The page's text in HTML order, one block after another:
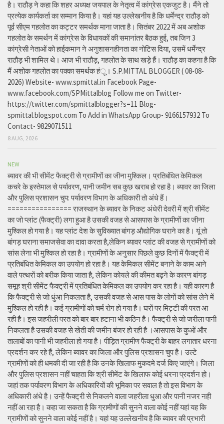
है। राठौड़ ने कहा कि शहर अध्यक्ष जयपाल के नेतृत्व में कांग्रेस एकजुट है। मैंने तो
प्रत्येक कार्यकर्ता का सम्मान किया है। यहां यह उल्लेखनीय है कि धर्मेन्द्र राठौड़ को
पूर्व सीएम गहलोत का कट्टर समर्थक माना जाता है। सितंबर 2022 में अब अशोक
गहलोत के समर्थन में कांग्रेस के विधायकों की समानांतर बैठक हुई, तब जिन 3
कांग्रेसी नेताओं को हाईकमान ने अनुशासनहीनता का नोटिस दिया, उसमें धर्मेन्द्र
राठौड़ भी शामिल थे। आज भी राठौड़, गहलोत के साथ खड़े हैं। राठौड़ का कहना है कि
मैं अशोक गहलोत का पक्का समर्थक हंू। S.P.MITTAL BLOGGER ( 08-08-
2026) Website- www.spmittal.in Facebook Page-
www.facebook.com/SPMittalblog Follow me on Twitter-
https://twitter.com/spmittalblogger?s=11 Blog-
spmittal.blogspot.com To Add in WhatsApp Group- 9166157932 To
Contact- 9829071511
8 AUG, 2026
NEW
ब्यावर की भी सीमेंट फैक्ट्री से ग्रामीणों का जीना मुश्किल। प्रतिबंधित केमिकल
कचरे के इस्तेमाल से पर्यावरण, पानी जमीन सब कुछ खराब हो रहा है। ब्यावर का जिला
और पुलिस प्रशासन चुप: पर्यावरण विभाग के अधिकारी तो अंधे हैं।
================ राजस्थान के ब्यावर के निकट अंधेरी देवरी में श्री सीमेंट
का जो प्लांट (फैक्ट्री) लगा हुआ है उसकी वजह से आसपास के ग्रामीणों का जीना
मुश्किल हो गया है। यह प्लांट देश के सुविख्यात बांगड़ औद्योगिक घराने का है। यूं तो
बांगड़ घराना समाजसेवा का दावा करता है,लेकिन ब्यावर प्लांट की वजह से ग्रामीणों को
सांस लेना भी मुश्किल हो रहा है। ग्रामीणों के अनुसार पिछले कुछ दिनों में फैक्ट्री में
प्रतिबंधित केमिकल का उपयोग हो रहा है। यह केमिकल सीमेंट बनाने के काम आने
वाले पत्थरों को बरीक किया जाता है, लेकिन कोयले की कीमत बढ़ने के कारण बांगड़
समूह श्री सीमेंट फैक्ट्री में प्रतिबंधित केमिकल का उपयोग कर रहा है। यही कारण है
कि फैक्ट्री से जो धुंआ निकलता है, उसकी वजह से आस पास के लोगों को सांस लेने में
मुश्किल हो रही है। कई ग्रामीणों को चर्म रोग हो गया है। घरों पर मिट्टी की परत आ
रही है। इस जहरीली परत को बार बार हटाना भी कठिन है। फैक्ट्री से जो जरीला पानी
निकलता है उसकी वजह से खेती की जमीन बंजर हो रही है ।आसपास के कुओं और
तालाबों का पानी भी जहरीला हो गया है। पीड़ित ग्रामीण फैक्ट्री के बाहर लगातार धरना
प्रदर्शन कर रहे हैं, लेकिन ब्यावर का जिला और पुलिस प्रशासन चुप है। उल्टे
ग्रामीणों को ही धमकी दी जा रही है कि उनके खिलाफ मुकदमे दर्ज किए जाएंगे। जिला
और पुलिस प्रशासन नहीं चाहता कि श्री सीमेंट के खिलाफ कोई धरना प्रदर्शन हो।
जहां तक पर्यावरण विभाग के अधिकारियों की भूमिका पर सवाल है तो इस विभाग के
अधिकारी अंधे है। उन्हें फैक्ट्री से निकलने वाला जहरीला धुआ और पानी नजर नही
नहीं आ रहा है। कहा जा सकता है कि ग्रामीणों की सुनने वाला कोई नहीं यहां यह कि
ग्रामीणों को सुनने वाला कोई नहीं है। यहां यह उल्लेखनीय है कि ब्यावर की प्रभारी